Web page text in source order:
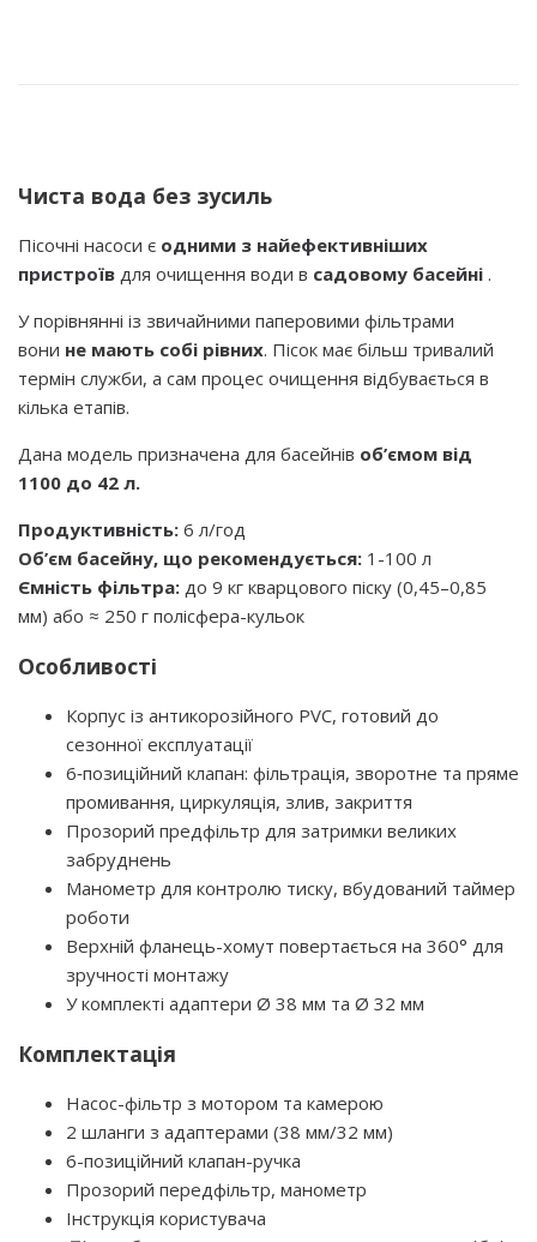
Чиста вода без зусиль
Пісочні насоси є одними з найефективніших
пристроїв для очищення води в садовому басейні .
У порівнянні із звичайними паперовими фільтрами
вони не мають собі рівних. Пісок має більш тривалий
термін служби, а сам процес очищення відбувається в
кілька етапів.
Дана модель призначена для басейнів об’ємом від
1100 до 42 л.
Продуктивність: 6 л/год
Об’єм басейну, що рекомендується: 1-100 л
Ємність фільтра: до 9 кг кварцового піску (0,45–0,85
мм) або ≈ 250 г полісфера-кульок
Особливості
Корпус із антикорозійного PVC, готовий до
сезонної експлуатації
6‑позиційний клапан: фільтрація, зворотне та пряме
промивання, циркуляція, злив, закриття
Прозорий предфільтр для затримки великих
забруднень
Манометр для контролю тиску, вбудований таймер
роботи
Верхній фланець-хомут повертається на 360° для
зручності монтажу
У комплекті адаптери Ø 38 мм та Ø 32 мм
Комплектація
Насос-фільтр з мотором та камерою
2 шланги з адаптерами (38 мм/32 мм)
6-позиційний клапан-ручка
Прозорий передфільтр, манометр
Інструкція користувача